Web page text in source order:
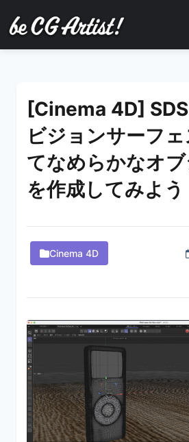
[Cinema 4D]
ビジョンサーフ
てなめらかなオブ
を作成してみよう
Cinema 4D